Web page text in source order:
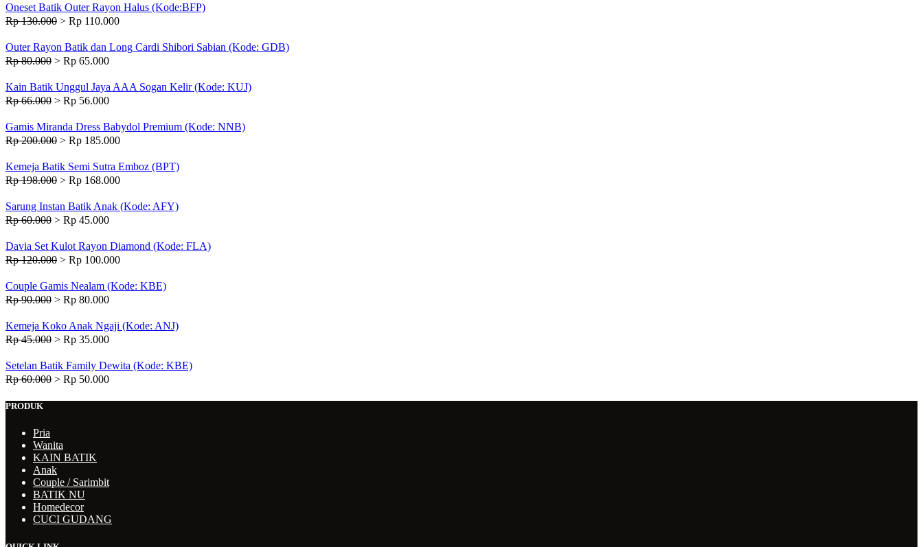
Oneset Batik Outer Rayon Halus (Kode:BFP)
Rp 130.000 > Rp 110.000
Outer Rayon Batik dan Long Cardi Shibori Sabian (Kode: GDB)
Rp 80.000 > Rp 65.000
Kain Batik Unggul Jaya AAA Sogan Kelir (Kode: KUJ)
Rp 66.000 > Rp 56.000
Gamis Miranda Dress Babydol Premium (Kode: NNB)
Rp 200.000 > Rp 185.000
Kemeja Batik Semi Sutra Emboz (BPT)
Rp 198.000 > Rp 168.000
Sarung Instan Batik Anak (Kode: AFY)
Rp 60.000 > Rp 45.000
Davia Set Kulot Rayon Diamond (Kode: FLA)
Rp 120.000 > Rp 100.000
Couple Gamis Nealam (Kode: KBE)
Rp 90.000 > Rp 80.000
Kemeja Koko Anak Ngaji (Kode: ANJ)
Rp 45.000 > Rp 35.000
Setelan Batik Family Dewita (Kode: KBE)
Rp 60.000 > Rp 50.000
PRODUK
Pria
Wanita
KAIN BATIK
Anak
Couple / Sarimbit
BATIK NU
Homedecor
CUCI GUDANG